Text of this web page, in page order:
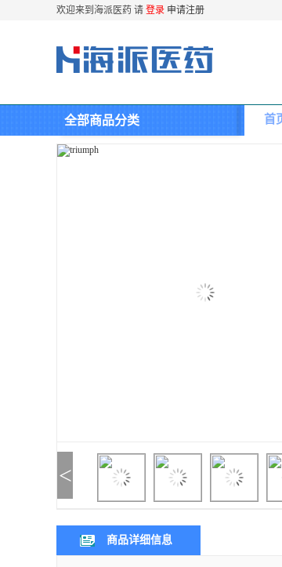
欢迎来到海派医药 请 登录 申请注册
全部商品分类 首
<
商品详细信息